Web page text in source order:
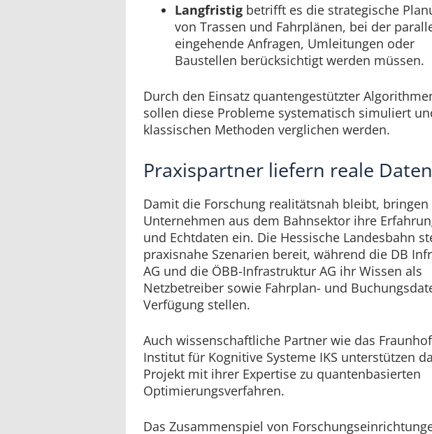
Langfristig betrifft es die strategische
von Trassen und Fahrplänen, bei der
eingehende Anfragen, Umleitungen oder
Baustellen berücksichtigt werden müssen.
Durch den Einsatz quantengestützter
sollen diese Probleme systematisch simuliert
klassischen Methoden verglichen werden.
Praxispartner liefern reale Daten
Damit die Forschung realitätsnah bleibt, bringen
Unternehmen aus dem Bahnsektor ihre
und Echtdaten ein. Die Hessische Landesbahn
praxisnahe Szenarien bereit, während die DB
AG und die ÖBB-Infrastruktur AG ihr Wissen als
Netzbetreiber sowie Fahrplan- und
Verfügung stellen.
Auch wissenschaftliche Partner wie das
Institut für Kognitive Systeme IKS unterstützen
Projekt mit ihrer Expertise zu quantenbasierten
Optimierungsverfahren.
Das Zusammenspiel von